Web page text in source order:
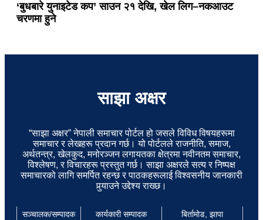
‘बुधबारे युनाइटेड कप’ साउन २१ देखि, खेल लिग–नकआउट
चरणमा हुने
साझा अक्षर
“साझा अक्षर” नेपाली समाचार पोर्टल हो जसले विविध विषयहरूमा
समाचार र लेखहरू प्रदान गर्छ। यो पोर्टलले राजनीति, समाज,
अर्थतन्त्र, खेलकुद, मनोरञ्जन लगायतका क्षेत्रमा नवीनतम समाचार,
विश्लेषण, र विचारहरू प्रस्तुत गर्छ। साझा अक्षरले सत्य र निष्पक्ष
समाचारको लागि समर्पित रहन्छ र पाठकहरूलाई विश्वसनीय जानकारी
पुर्‍याउने उद्देश्य राख्छ।
सञ्चालक/सम्पादक कार्यकारी सम्पादक बिर्तामोड, झापा